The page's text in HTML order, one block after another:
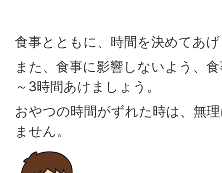
食事とともに、時間を決めてあ
また、食事に影響しないよう、
～3時間あけましょう。
おやつの時間がずれた時は、無
ません。